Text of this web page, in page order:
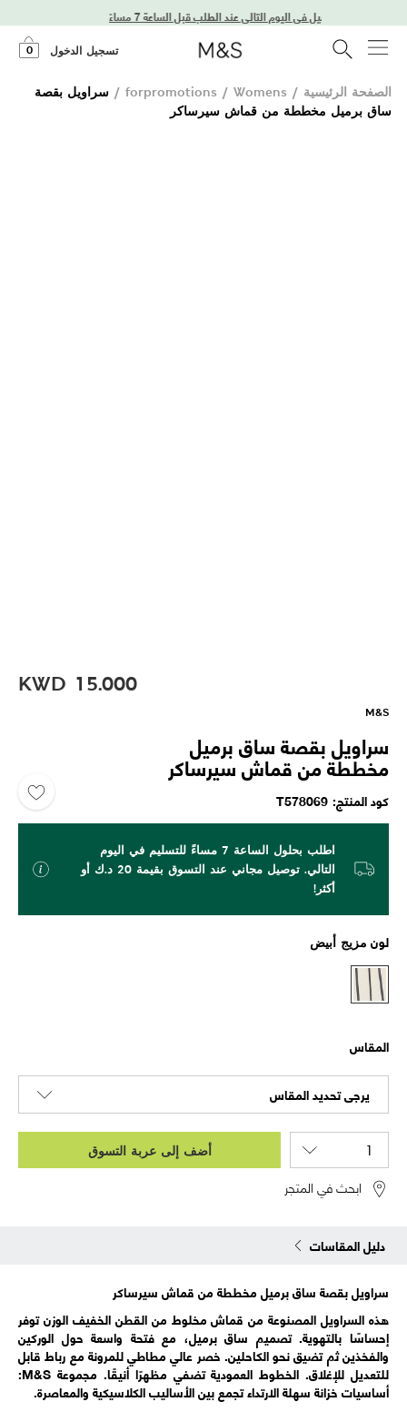
توصيل في اليوم التالي عند الطلب قبل الساعة 7 مساءً
تسجيل الدخول 0
الصفحة الرئيسية /
forpromotions / Womens
/ سراويل بقصة
ساق برميل مخططة من قماش سيرساكر
KWD 15.000
M&S
سراويل بقصة ساق برميل
مخططة من قماش سيرساكر
كود المنتج T578069
اطلب بحلول الساعة 7 مساءً للتسليم في اليوم
التالي. توصيل مجاني عند التسوق بقيمة 20 د.ك أو
أكثر!
لون مزيج أبيض
المقاس
يرجى تحديد المقاس
أضف إلى عربة التسوق
ابحث في المتجر
دليل المقاسات
سراويل بقصة ساق برميل مخططة من قماش سيرساكر
هذه السراويل المصنوعة من قماش مخلوط من القطن الخفيف الوزن توفر
إحساسًا بالتهوية. تصميم ساق برميل، مع فتحة واسعة حول الوركين
والفخذين ثم تضيق نحو الكاحلين. خصر عالي مطاطي للمرونة مع رباط قابل
للتعديل للإغلاق. الخطوط العمودية تضفي مظهرًا أنيقًا. مجموعة M&S:
أساسيات خزانة سهلة الارتداء تجمع بين الأساليب الكلاسيكية والمعاصرة.